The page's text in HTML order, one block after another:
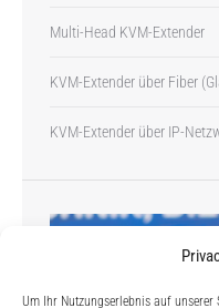
Um Ihr Nutzungserlebnis auf unserer
Multi-Head KVM-Extender
KVM-Extender über Fiber
KVM-Extender über IP-